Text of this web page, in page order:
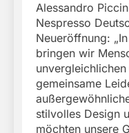
Alessandro
Nespresso
Neueröffnung:
bringen wir
gemeinsame
stilvolles Design
möchten unsere